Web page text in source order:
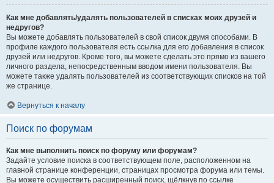
Как мне добавлять/удалять пользователей в списках моих друзей и
недругов?
Вы можете добавлять пользователей в свой список двумя способами. В
профиле каждого пользователя есть ссылка для его добавления в список
друзей или недругов. Кроме того, вы можете сделать это прямо из вашего
личного раздела, непосредственным вводом имени пользователя. Вы
можете также удалять пользователей из соответствующих списков на той
же странице.
Вернуться к началу
Поиск по форумам
Как мне выполнить поиск по форуму или форумам?
Задайте условие поиска в соответствующем поле, расположенном на
главной странице конференции, страницах просмотра форума или темы.
Вы можете осуществить расширенный поиск, щёлкнув по ссылке